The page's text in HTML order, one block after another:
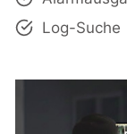
Log-Suche